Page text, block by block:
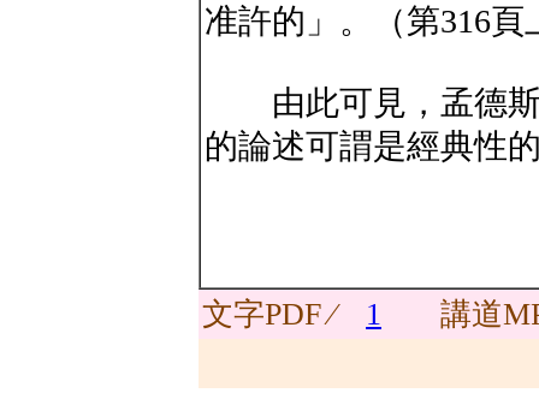
准許的」。（第316頁
由此可見，孟德斯
的論述可謂是經典性
文字PDF ∕ 1 講道